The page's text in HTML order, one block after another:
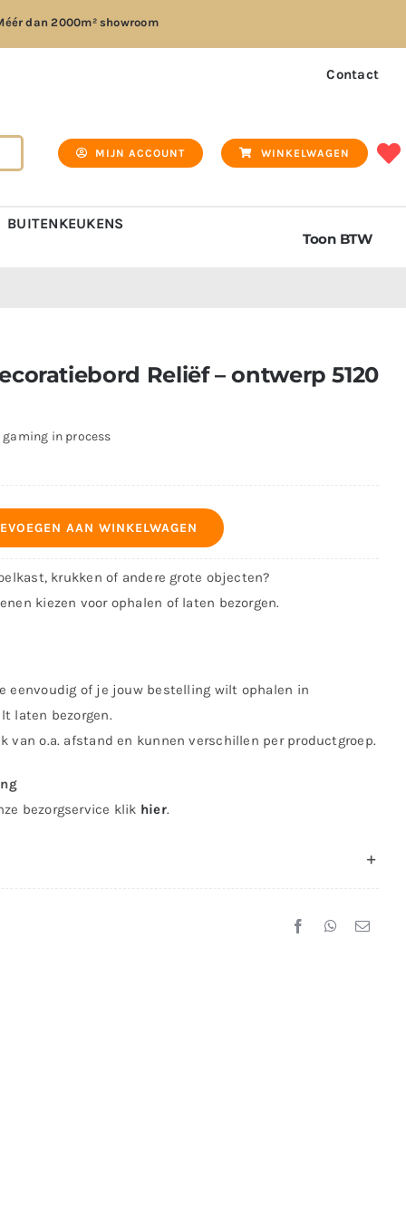
dan 2000m² showroom
Contact
MIJN ACCOUNT WINKELWAGEN
BUITENKEUKENS
Toon BTW
Reliëf – ontwerp 5120
in process
AAN WINKELWAGEN
krukken of andere grote objecten?
kiezen voor ophalen of laten bezorgen.
eenvoudig of je jouw bestelling wilt ophalen in
laten bezorgen.
van o.a. afstand en kunnen verschillen per productgroep.
bezorgservice klik hier.